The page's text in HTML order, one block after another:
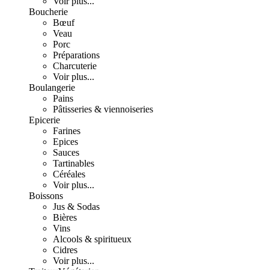
Boucherie
Bœuf
Veau
Porc
Préparations
Charcuterie
Voir plus...
Boulangerie
Pains
Pâtisseries & viennoiseries
Epicerie
Farines
Epices
Sauces
Tartinables
Céréales
Voir plus...
Boissons
Jus & Sodas
Bières
Vins
Alcools & spiritueux
Cidres
Voir plus...